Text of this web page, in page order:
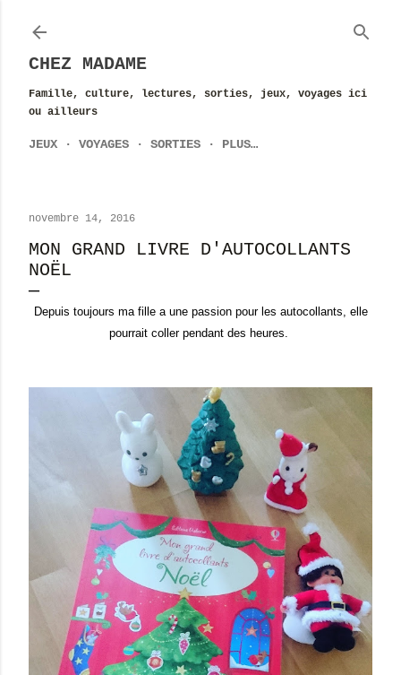
CHEZ MADAME
Famille, culture, lectures, sorties, jeux, voyages ici
ou ailleurs
JEUX VOYAGES SORTIES PLUS…
novembre 14, 2016
MON GRAND LIVRE D'AUTOCOLLANTS
NOËL
Depuis toujours ma fille a une passion pour les autocollants, elle
pourrait coller pendant des heures.